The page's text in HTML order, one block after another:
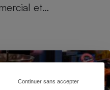
Continuer sans accepter
et…